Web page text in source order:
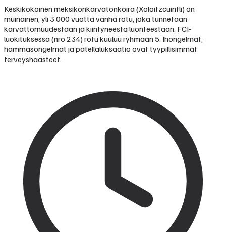
Keskikokoinen meksikonkarvatonkoira (Xoloitzcuintli) on
muinainen, yli 3 000 vuotta vanha rotu, joka tunnetaan
karvattomuudestaan ja kiintyneestä luonteestaan. FCI-
luokituksessa (nro 234) rotu kuuluu ryhmään 5. Ihongelmat,
hammasongelmat ja patellaluksaatio ovat tyypillisimmät
terveyshaasteet.